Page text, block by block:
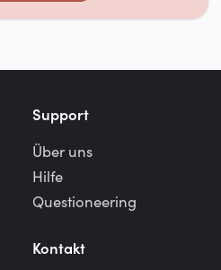
Support
Über uns
Hilfe
Questioneering
Kontakt